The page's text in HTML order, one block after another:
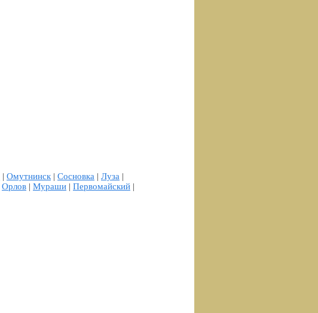
| Омутнинск| Сосновка | Луза |
Орлов | Мураши | Первомайский |